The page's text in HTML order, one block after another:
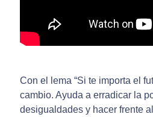
Con el lema “Si te importa el
cambio. Ayuda a erradicar la
desigualdades y hacer frente